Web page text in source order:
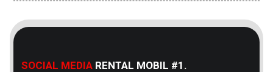
SOCIAL MEDIARENTAL MOBIL #1.